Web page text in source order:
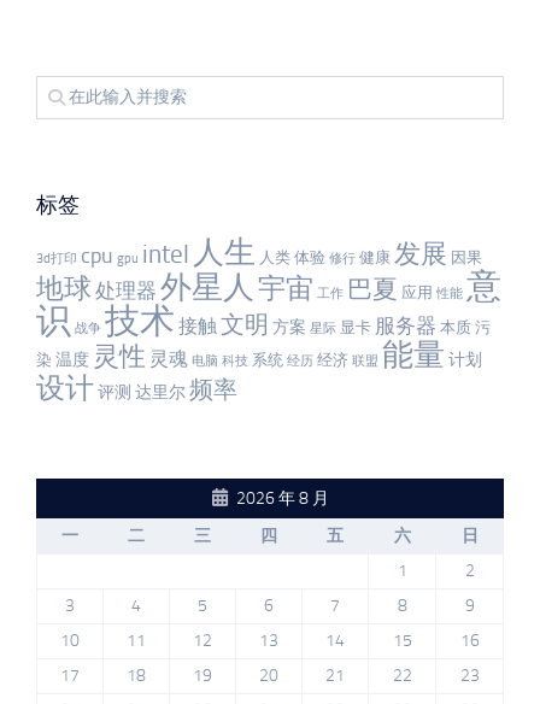
标签
3d打印 cpu gpu intel 人生 人类 体验 修行 健康 发展 因果
地球 处理器 外星人 宇宙 工作 巴夏 应用 性能 意
识 战争 技术 接触文明 方案 星际 显卡 服务器 本质 污
染 温度 灵性 灵魂 电脑 科技 系统 经历 经济 联盟 能量 计划
设计评测 达里尔频率
2026 年 8 月
一
二 三 四 五 六
日
1
2
3
4 5 6 7 8
9
10
11 12 13 14 15
16
17
18 19 20 21 22
23